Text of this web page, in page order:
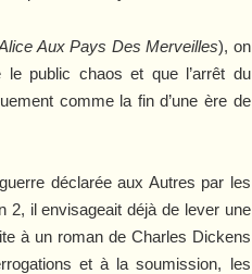
Aux Pays Des Merveilles), on
le public chaos et que l’arrêt du
comme la fin d’une ère de
déclarée aux Autres par les
2, il envisageait déjà de lever une
à un roman de Charles Dickens
et à la soumission, les